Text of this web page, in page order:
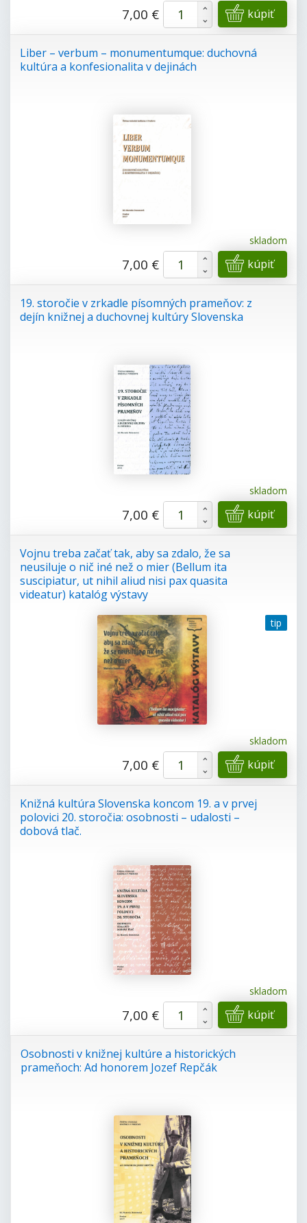
+
-
kúpiť
7,00 €
Liber – verbum – monumentumque: duchovná
kultúra a konfesionalita v dejinách
skladom
+
-
kúpiť
7,00 €
19. storočie v zrkadle písomných prameňov: z
dejín knižnej a duchovnej kultúry Slovenska
skladom
+
-
kúpiť
7,00 €
Vojnu treba začať tak, aby sa zdalo, že sa
neusiluje o nič iné než o mier (Bellum ita
suscipiatur, ut nihil aliud nisi pax quasita
videatur) katalóg výstavy
tip
skladom
+
-
kúpiť
7,00 €
Knižná kultúra Slovenska koncom 19. a v prvej
polovici 20. storočia: osobnosti – udalosti –
dobová tlač.
skladom
+
-
kúpiť
7,00 €
Osobnosti v knižnej kultúre a historických
prameňoch: Ad honorem Jozef Repčák